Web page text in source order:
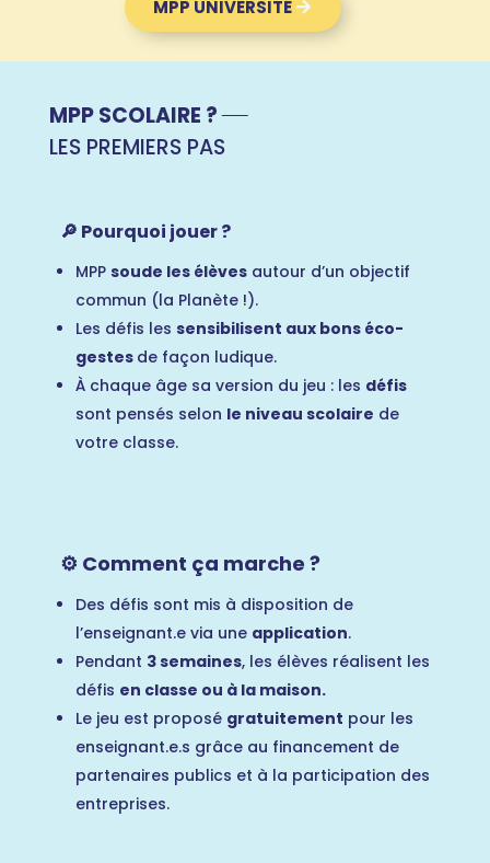
MPP UNIVERSITÉ
MPP SCOLAIRE ?
LES PREMIERS PAS
🔎 Pourquoi jouer ?
MPP soude les élèvesautour d’un objectif
commun (la Planète !).
Les défis les sensibilisent aux bons éco-
gestes de façon ludique.
À chaque âge sa version du jeu : les défis
sont pensés selon le niveau scolaire de
votre classe.
⚙️ Comment ça marche ?
Des défis sont mis à disposition de
l’enseignant.e via une application.
Pendant 3 semaines, les élèves réalisent les
défis en classe ou à la maison.
Le jeu est proposé gratuitement pour les
enseignant.e.s grâce au financement de
partenaires publics et à la participation des
entreprises.